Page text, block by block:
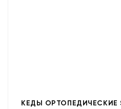
КЕДЫ ОРТОПЕДИЧЕСКИЕ